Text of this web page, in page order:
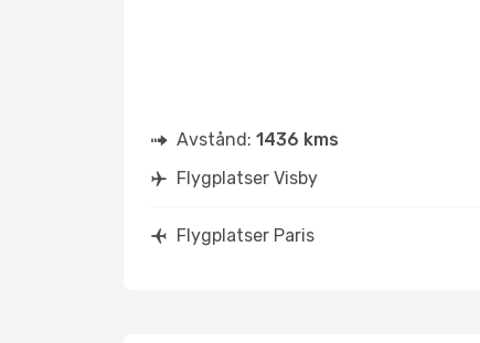
Avstånd: 1436 kms
Flygplatser Visby
Flygplatser Paris